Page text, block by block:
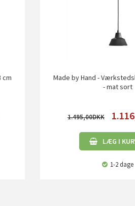
cm
Made by Hand -
- mat sort
1.495,00
LÆG I
1-2 dage